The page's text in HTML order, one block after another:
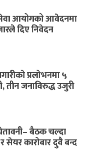
आयोगको आवेदनमा
दिए निवेदन
प्रलोभनमा ५
तीन जनाविरुद्ध उजुरी
बैठक चल्दा
सेयर कारोबार दुवै बन्द